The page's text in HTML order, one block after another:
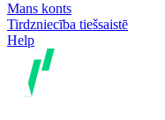
Mans konts
Tirdzniecība tiešsaistē
Help